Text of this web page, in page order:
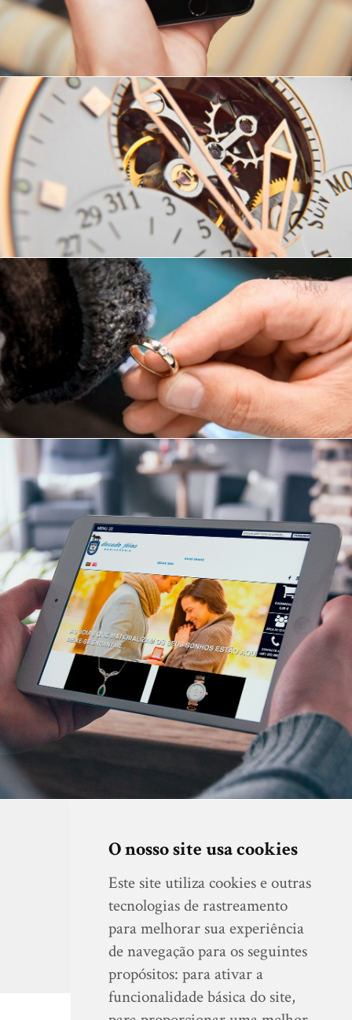
O nosso site usa cookies
Este site utiliza cookies e outras
tecnologias de rastreamento
para melhorar sua experiência
de navegação para os seguintes
propósitos: para ativar a
funcionalidade básica do site,